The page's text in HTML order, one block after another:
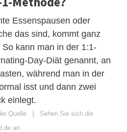
Essenspausen oder
das sind, kommt ganz
kann man in der 1:1-
Day-Diät genannt, an
während man in der
isst und dann zwei
einlegt.
Quelle | Sehen Sie sich die
an